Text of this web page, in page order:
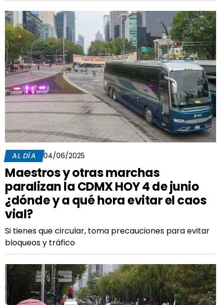
AL DÍA 04/06/2025
Maestros y otras marchas
paralizan la CDMX HOY 4 de junio
¿dónde y a qué hora evitar el caos
vial?
Si tienes que circular, toma precauciones para evitar
bloqueos y tráfico